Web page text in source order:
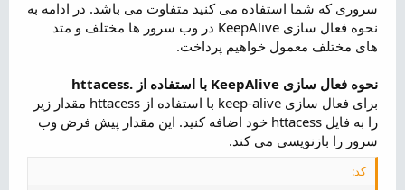
سروری که شما استفاده می کنید متفاوت می باشد. در ادامه به
نحوه فعال سازی KeepAlive در وب سرور ها مختلف و متد
های مختلف معمول خواهیم پرداخت.
نحوه فعال سازی KeepAlive با استفاده از .httacess
برای فعال سازی keep-alive با استفاده از httacess مقدار زیر
را به فایل httacess خود اضافه کنید. این مقدار پیش فرض وب
سرور را بازنویسی می کند.
کد: